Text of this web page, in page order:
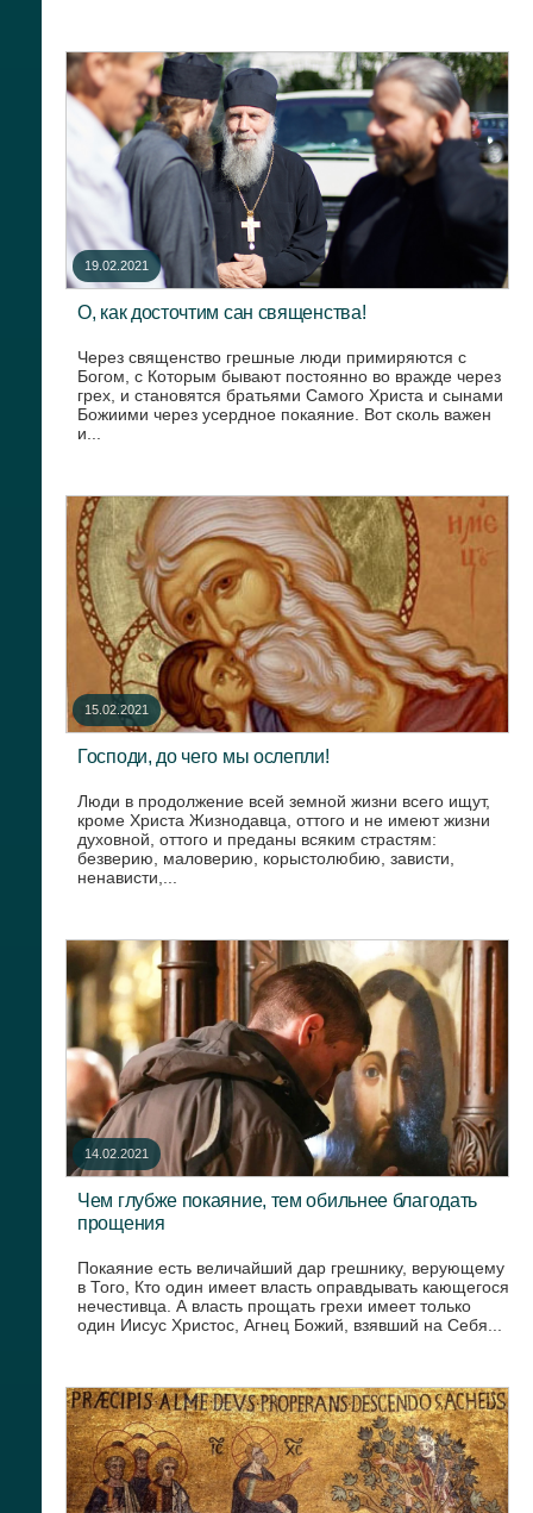
19.02.2021
О, как досточтим сан священства!
Через священство грешные люди примиряются с
Богом, с Которым бывают постоянно во вражде через
грех, и становятся братьями Самого Христа и сынами
Божиими через усердное покаяние. Вот сколь важен
и...
15.02.2021
Господи, до чего мы ослепли!
Люди в продолжение всей земной жизни всего ищут,
кроме Христа Жизнодавца, оттого и не имеют жизни
духовной, оттого и преданы всяким страстям:
безверию, маловерию, корыстолюбию, зависти,
ненависти,...
14.02.2021
Чем глубже покаяние, тем обильнее благодать
прощения
Покаяние есть величайший дар грешнику, верующему
в Того, Кто один имеет власть оправдывать кающегося
нечестивца. А власть прощать грехи имеет только
один Иисус Христос, Агнец Божий, взявший на Себя...